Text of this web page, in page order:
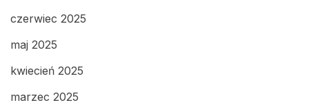
czerwiec 2025
maj 2025
kwiecień 2025
marzec 2025